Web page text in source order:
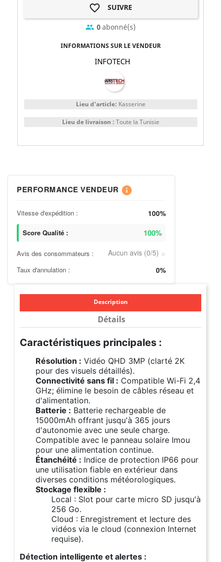
favorite_border SUIVRE
group 0abonné(s)
INFORMATIONS SUR LE VENDEUR
INFOTECH
Lieu d'article: Kasserine
Lieu de livraison : Toute la Tunisie
PERFORMANCE VENDEUR info
Vitesse d'expédition : 100%
Score Qualité : 100%
Avis des consommateurs : Aucun avis (0/5) ⭐
Taux d'annulation : 0%
Description
Détails
Caractéristiques principales :
Résolution : Vidéo QHD 3MP (clarté 2K
pour des visuels détaillés).
Connectivité sans fil : Compatible Wi-Fi 2,4
GHz; élimine le besoin de câbles réseau et
d'alimentation.
Batterie : Batterie rechargeable de
15000mAh offrant jusqu'à 365 jours
d'autonomie avec une seule charge.
Compatible avec le panneau solaire Imou
pour une alimentation continue.
Étanchéité : Indice de protection IP66 pour
une utilisation fiable en extérieur dans
diverses conditions météorologiques.
Stockage flexible :
Local : Slot pour carte micro SD jusqu'à
256 Go.
Cloud : Enregistrement et lecture des
vidéos via le cloud (connexion Internet
requise).
Détection intelligente et alertes :